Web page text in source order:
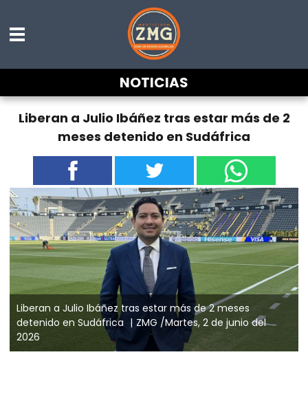
NOTICIAS
Liberan a Julio Ibáñez tras estar más de 2
meses detenido en Sudáfrica
Liberan a Julio Ibáñez tras estar más de 2 meses
detenido en Sudáfrica
ZMG /Martes, 2 de junio del
2026